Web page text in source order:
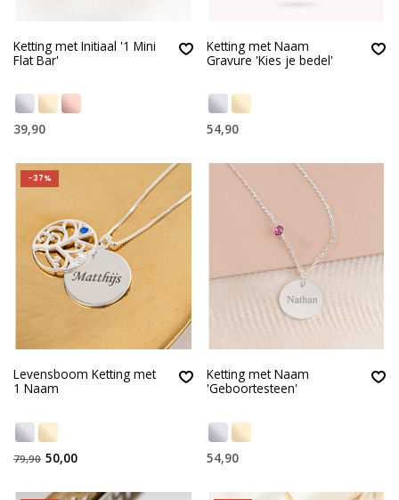
Ketting met Initiaal '1 Mini
Flat Bar'
39,90
Ketting met Naam
Gravure 'Kies je bedel'
54,90
-37%
Levensboom Ketting met
1 Naam
79,90 50,00
Ketting met Naam
'Geboortesteen'
54,90